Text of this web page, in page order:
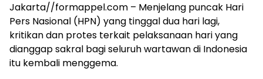
Jakarta//formappel.com – Menjelang puncak Hari
Pers Nasional (HPN) yang tinggal dua hari lagi,
kritikan dan protes terkait pelaksanaan hari yang
dianggap sakral bagi seluruh wartawan di Indonesia
itu kembali menggema.